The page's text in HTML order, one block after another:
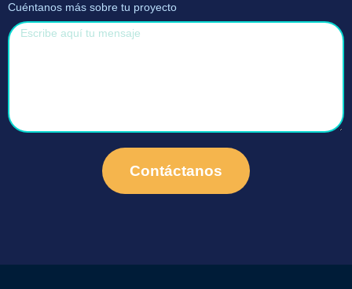
Cuéntanos más sobre tu proyecto
Contáctanos